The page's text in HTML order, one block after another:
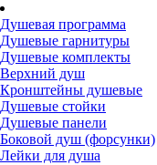
Душевая программа
Душевые гарнитуры
Душевые комплекты
Верхний душ
Кронштейны душевые
Душевые стойки
Душевые панели
Боковой душ (форсунки)
Лейки для душа